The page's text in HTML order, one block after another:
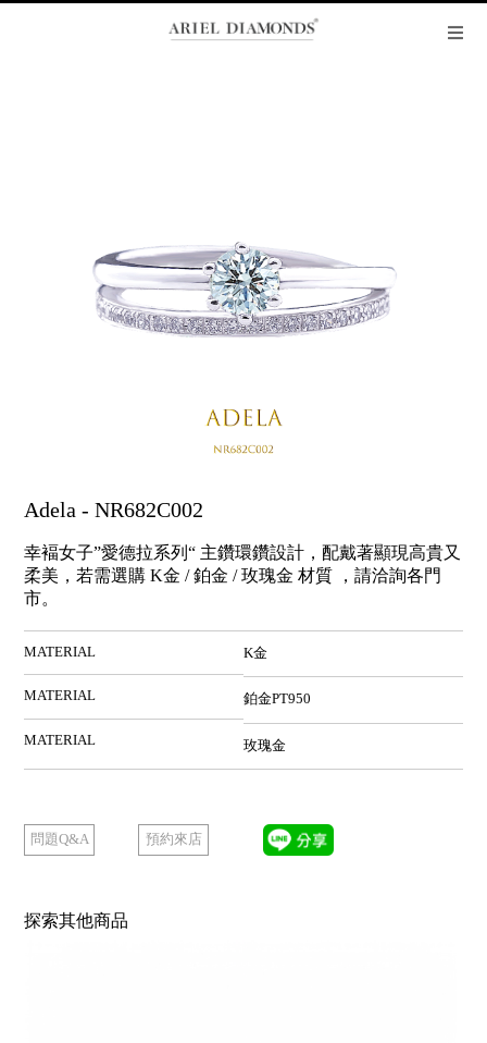
Adela - NR682C002
幸褔女子”愛德拉系列“ 主鑽環鑽設計，配戴著顯現高貴又
柔美，若需選購 K金 / 鉑金 / 玫瑰金 材質 ，請洽詢各門
市。
MATERIAL K金
MATERIAL 鉑金PT950
MATERIAL 玫瑰金
問題Q&A 預約來店
探索其他商品